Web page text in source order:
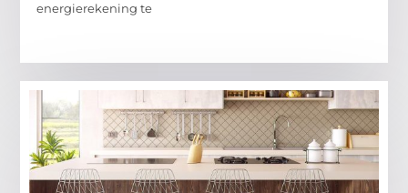
energierekening te